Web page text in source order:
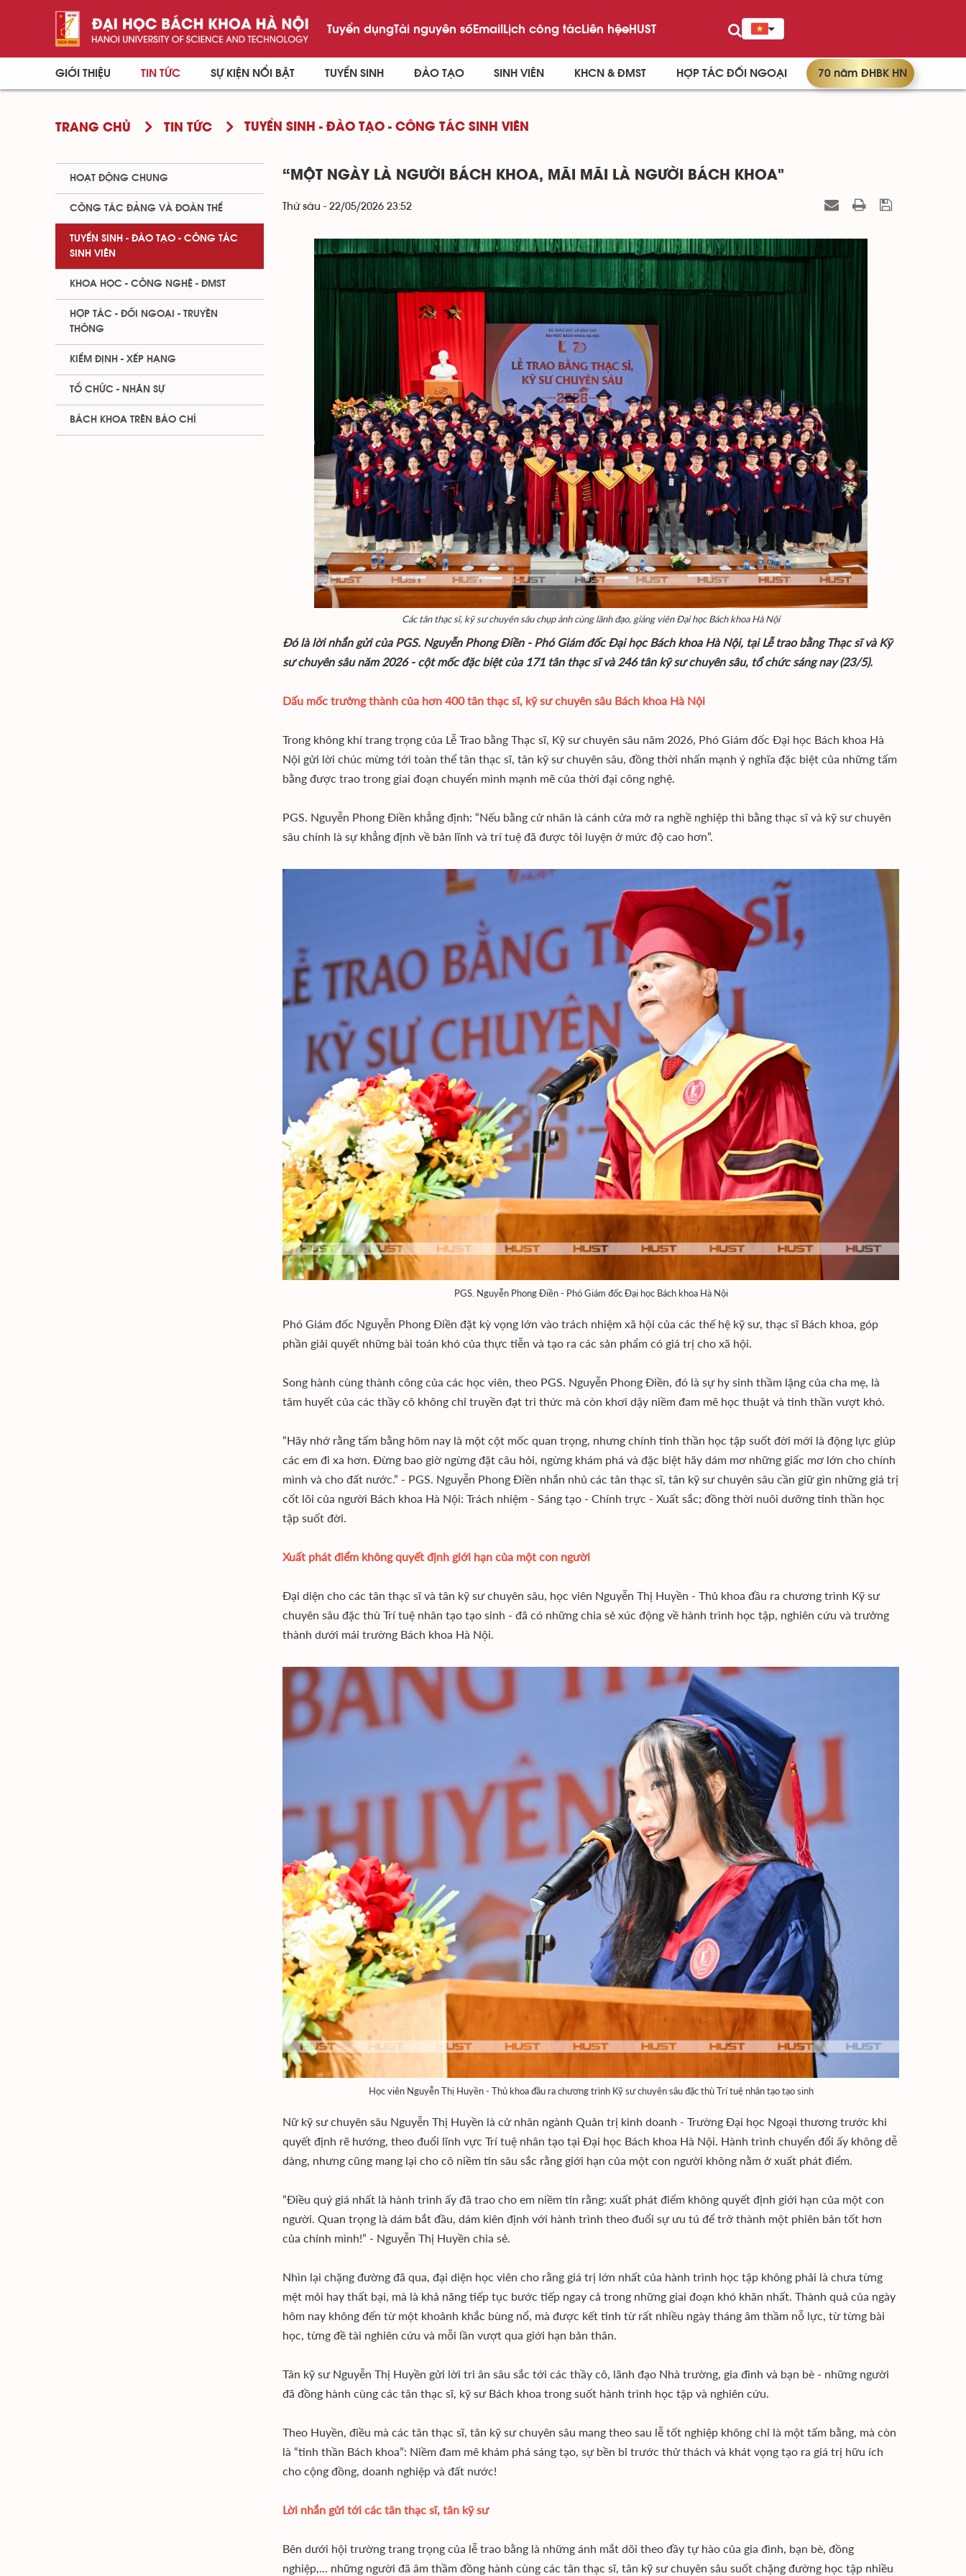
Tuyển dụngTài nguyên sốEmailLịch công tácLiên hệeHUST
GIỚI THIỆU TIN TỨC SỰ KIỆN NỔI BẬT TUYỂN SINH ĐÀO TẠO SINH VIÊN KHCN & ĐMST HỢP TÁC ĐỐI NGOẠI 70 năm ĐHBK HN
TRANG CHỦ TIN TỨC TUYỂN SINH - ĐÀO TẠO - CÔNG TÁC SINH VIÊN
“MỘT NGÀY LÀ NGƯỜI BÁCH KHOA, MÃI MÃI LÀ NGƯỜI BÁCH KHOA"
Thứ sáu - 22/05/2026 23:52
Các tân thạc sĩ, kỹ sư chuyên sâu chụp ảnh cùng lãnh đạo, giảng viên Đại học Bách khoa Hà Nội
Đó là lời nhắn gửi của PGS. Nguyễn Phong Điền - Phó Giám đốc Đại học Bách khoa Hà Nội, tại Lễ trao bằng Thạc sĩ và Kỹ
sư chuyên sâu năm 2026 - cột mốc đặc biệt của 171 tân thạc sĩ và 246 tân kỹ sư chuyên sâu, tổ chức sáng nay (23/5).
Dấu mốc trưởng thành của hơn 400 tân thạc sĩ, kỹ sư chuyên sâu Bách khoa Hà Nội
Trong không khí trang trọng của Lễ Trao bằng Thạc sĩ, Kỹ sư chuyên sâu năm 2026, Phó Giám đốc Đại học Bách khoa Hà
Nội gửi lời chúc mừng tới toàn thể tân thạc sĩ, tân kỹ sư chuyên sâu, đồng thời nhấn mạnh ý nghĩa đặc biệt của những tấm
bằng được trao trong giai đoạn chuyển mình mạnh mẽ của thời đại công nghệ.
PGS. Nguyễn Phong Điền khẳng định: “Nếu bằng cử nhân là cánh cửa mở ra nghề nghiệp thì bằng thạc sĩ và kỹ sư chuyên
sâu chính là sự khẳng định về bản lĩnh và trí tuệ đã được tôi luyện ở mức độ cao hơn”.
PGS. Nguyễn Phong Điền - Phó Giám đốc Đại học Bách khoa Hà Nội
Phó Giám đốc Nguyễn Phong Điền đặt kỳ vọng lớn vào trách nhiệm xã hội của các thế hệ kỹ sư, thạc sĩ Bách khoa, góp
phần giải quyết những bài toán khó của thực tiễn và tạo ra các sản phẩm có giá trị cho xã hội.
Song hành cùng thành công của các học viên, theo PGS. Nguyễn Phong Điền, đó là sự hy sinh thầm lặng của cha mẹ, là
tâm huyết của các thầy cô không chỉ truyền đạt tri thức mà còn khơi dậy niềm đam mê học thuật và tinh thần vượt khó.
“Hãy nhớ rằng tấm bằng hôm nay là một cột mốc quan trọng, nhưng chính tinh thần học tập suốt đời mới là động lực giúp
các em đi xa hơn. Đừng bao giờ ngừng đặt câu hỏi, ngừng khám phá và đặc biệt hãy dám mơ những giấc mơ lớn cho chính
mình và cho đất nước.” - PGS. Nguyễn Phong Điền nhắn nhủ các tân thạc sĩ, tân kỹ sư chuyên sâu cần giữ gìn những giá trị
cốt lõi của người Bách khoa Hà Nội: Trách nhiệm - Sáng tạo - Chính trực - Xuất sắc; đồng thời nuôi dưỡng tinh thần học
tập suốt đời.
Xuất phát điểm không quyết định giới hạn của một con người
Đại diện cho các tân thạc sĩ và tân kỹ sư chuyên sâu, học viên Nguyễn Thị Huyền - Thủ khoa đầu ra chương trình Kỹ sư
chuyên sâu đặc thù Trí tuệ nhân tạo tạo sinh - đã có những chia sẻ xúc động về hành trình học tập, nghiên cứu và trưởng
thành dưới mái trường Bách khoa Hà Nội.
Học viên Nguyễn Thị Huyền - Thủ khoa đầu ra chương trình Kỹ sư chuyên sâu đặc thù Trí tuệ nhân tạo tạo sinh
Nữ kỹ sư chuyên sâu Nguyễn Thị Huyền là cử nhân ngành Quản trị kinh doanh - Trường Đại học Ngoại thương trước khi
quyết định rẽ hướng, theo đuổi lĩnh vực Trí tuệ nhân tạo tại Đại học Bách khoa Hà Nội. Hành trình chuyển đổi ấy không dễ
dàng, nhưng cũng mang lại cho cô niềm tin sâu sắc rằng giới hạn của một con người không nằm ở xuất phát điểm.
“Điều quý giá nhất là hành trình ấy đã trao cho em niềm tin rằng: xuất phát điểm không quyết định giới hạn của một con
người. Quan trọng là dám bắt đầu, dám kiên định với hành trình theo đuổi sự ưu tú để trở thành một phiên bản tốt hơn
của chính mình!” - Nguyễn Thị Huyền chia sẻ.
Nhìn lại chặng đường đã qua, đại diện học viên cho rằng giá trị lớn nhất của hành trình học tập không phải là chưa từng
mệt mỏi hay thất bại, mà là khả năng tiếp tục bước tiếp ngay cả trong những giai đoạn khó khăn nhất. Thành quả của ngày
hôm nay không đến từ một khoảnh khắc bùng nổ, mà được kết tinh từ rất nhiều ngày tháng âm thầm nỗ lực, từ từng bài
học, từng đề tài nghiên cứu và mỗi lần vượt qua giới hạn bản thân.
Tân kỹ sư Nguyễn Thị Huyền gửi lời tri ân sâu sắc tới các thầy cô, lãnh đạo Nhà trường, gia đình và bạn bè - những người
đã đồng hành cùng các tân thạc sĩ, kỹ sư Bách khoa trong suốt hành trình học tập và nghiên cứu.
Theo Huyền, điều mà các tân thạc sĩ, tân kỹ sư chuyên sâu mang theo sau lễ tốt nghiệp không chỉ là một tấm bằng, mà còn
là “tinh thần Bách khoa”: Niềm đam mê khám phá sáng tạo, sự bền bỉ trước thử thách và khát vọng tạo ra giá trị hữu ích
cho cộng đồng, doanh nghiệp và đất nước!
Lời nhắn gửi tới các tân thạc sĩ, tân kỹ sư
Bên dưới hội trường trang trọng của lễ trao bằng là những ánh mắt dõi theo đầy tự hào của gia đình, bạn bè, đồng
nghiệp,... những người đã âm thầm đồng hành cùng các tân thạc sĩ, tân kỹ sư chuyên sâu suốt chặng đường học tập nhiều
HOẠT ĐỘNG CHUNG
CÔNG TÁC ĐẢNG VÀ ĐOÀN THỂ
TUYỂN SINH - ĐÀO TẠO - CÔNG TÁC
SINH VIÊN
KHOA HỌC - CÔNG NGHỆ - ĐMST
HỢP TÁC - ĐỐI NGOẠI - TRUYỀN
THÔNG
KIỂM ĐỊNH - XẾP HẠNG
TỔ CHỨC - NHÂN SỰ
BÁCH KHOA TRÊN BÁO CHÍ